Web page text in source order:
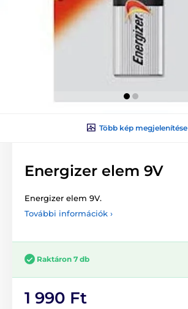
Több kép megjelenítése
Energizer elem 9V
Energizer elem 9V.
További információk ›
Raktáron 7 db
1 990 Ft